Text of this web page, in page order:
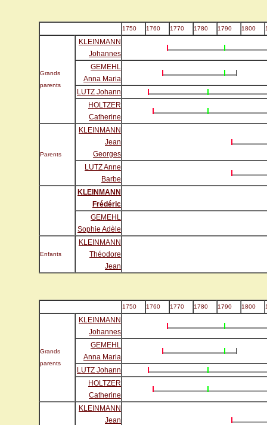
1750 1760 1770 1780 1790 1800
Grands
parents
KLEINMANN
Johannes
GEMEHL
Anna Maria
LUTZ Johann
HOLTZER
Catherine
Parents
KLEINMANN
Jean
Georges
LUTZ Anne
Barbe
KLEINMANN
Frédéric
GEMEHL
Sophie Adèle
Enfants
KLEINMANN
Théodore
Jean
1750 1760 1770 1780 1790 1800
Grands
parents
KLEINMANN
Johannes
GEMEHL
Anna Maria
LUTZ Johann
HOLTZER
Catherine
KLEINMANN
Jean